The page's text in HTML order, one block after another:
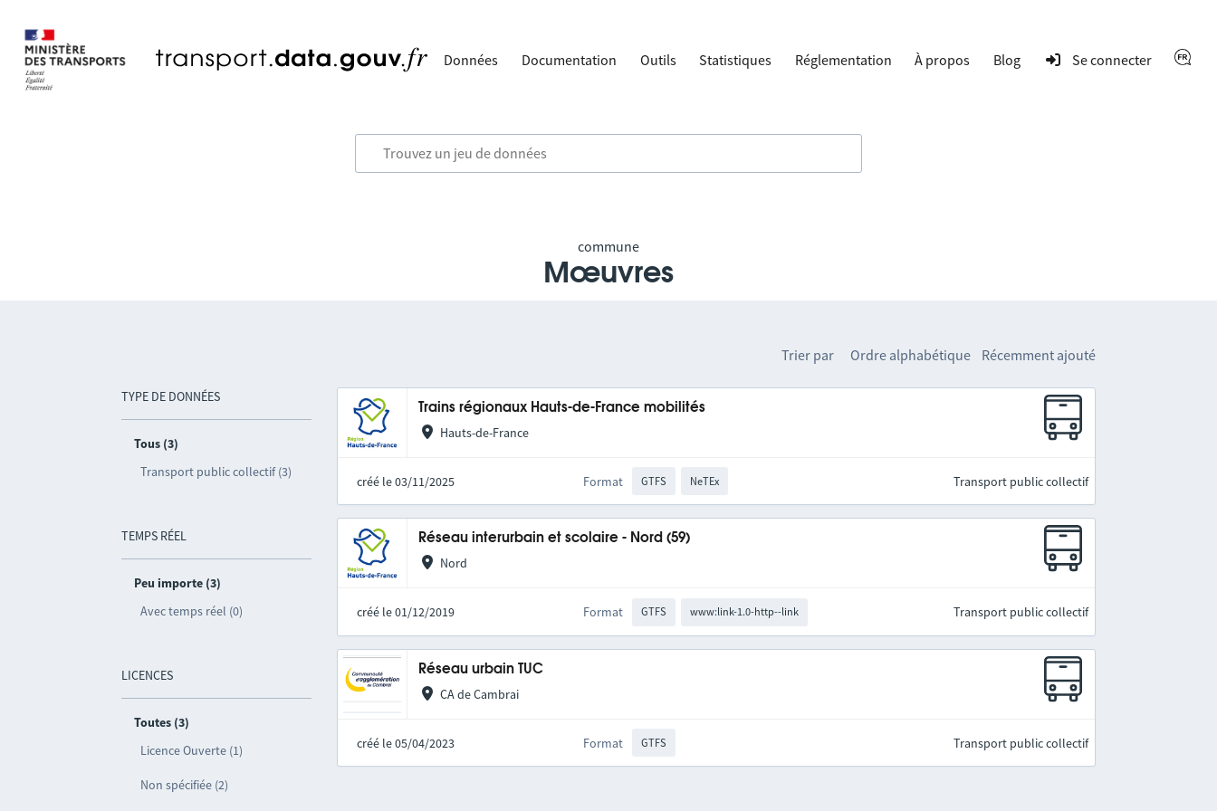
Données Documentation Outils Statistiques Réglementation À propos Blog Se connecter
commune
Mœuvres
TYPE DE DONNÉES
Tous (3)
Transport public collectif (3)
TEMPS RÉEL
Peu importe (3)
Avec temps réel (0)
LICENCES
Toutes (3)
Licence Ouverte (1)
Non spécifiée (2)
Trier par Ordre alphabétique Récemment ajouté
Trains régionaux Hauts-de-France mobilités
Hauts-de-France
créé le 03/11/2025 Format GTFS NeTEx Transport public collectif
Réseau interurbain et scolaire - Nord (59)
Nord
créé le 01/12/2019 Format GTFS www:link-1.0-http--link Transport public collectif
Réseau urbain TUC
CA de Cambrai
créé le 05/04/2023 Format GTFS Transport public collectif